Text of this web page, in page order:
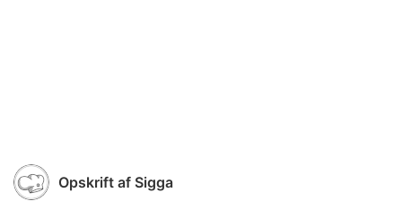
Opskrift af Sigga